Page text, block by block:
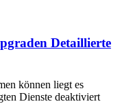
Detaillierte
können liegt es
Dienste deaktiviert